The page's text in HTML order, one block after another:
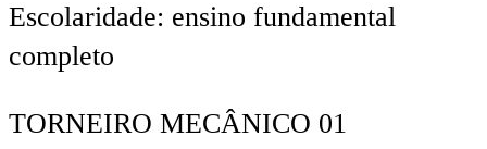
Escolaridade: ensino fundamental
completo
TORNEIRO MECÂNICO 01